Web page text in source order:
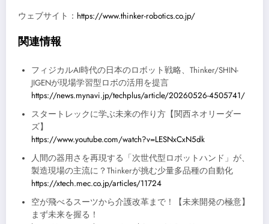
ウェブサイト： https://www.thinker-robotics.co.jp/
関連情報
フィジカルAI時代の日本のロボット戦略、Thinker/SHIN-
JIGENが現場学習型ロボの活用を提言
https://news.mynavi.jp/techplus/article/20260526-4505741/
スタートレックに学ぶ未来の作り方【関西ネオリーダー
ズ】
https://www.youtube.com/watch?v=LESNxCxN5dk
人間の器用さを再現する「次世代型ロボットハンド」が、
製造現場の主流に？Thinkerが挑む少量多品種の自動化
https://xtech.mec.co.jp/articles/11724
空が飛べるスーツから介護改革まで！【未来開発の極意】
まず未来を握る！